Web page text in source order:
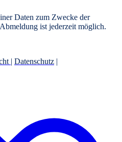
Daten zum Zwecke der
ist jederzeit möglich.
| Datenschutz |